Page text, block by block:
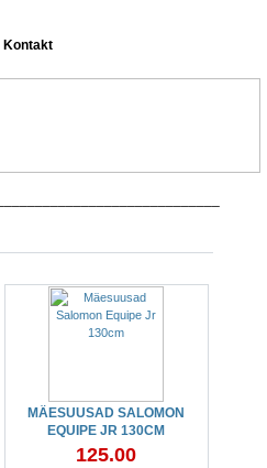
Kontakt
MÄESUUSAD SALOMON
EQUIPE JR 130CM
125.00